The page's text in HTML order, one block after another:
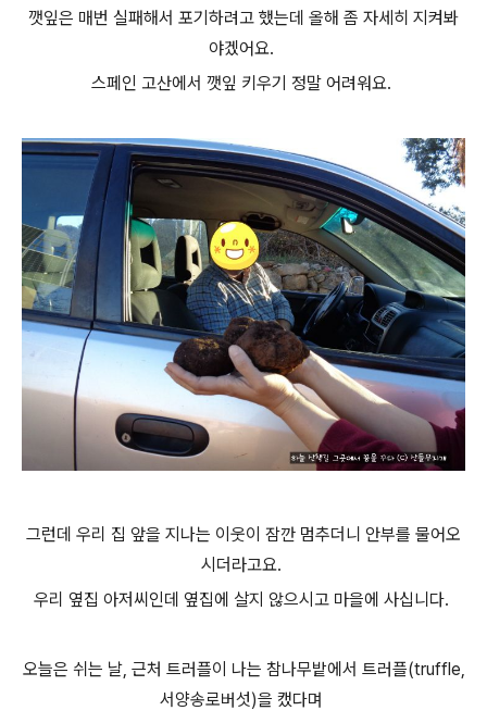
깻잎은 매번 실패해서 포기하려고 했는데 올해 좀 자세히 지켜봐
야겠어요.
스페인 고산에서 깻잎 키우기 정말 어려워요.
그런데 우리 집 앞을 지나는 이웃이 잠깐 멈추더니 안부를 물어오
시더라고요.
우리 옆집 아저씨인데 옆집에 살지 않으시고 마을에 사십니다.
오늘은 쉬는 날, 근처 트러플이 나는 참나무밭에서 트러플(truffle,
서양송로버섯)을 캤다며